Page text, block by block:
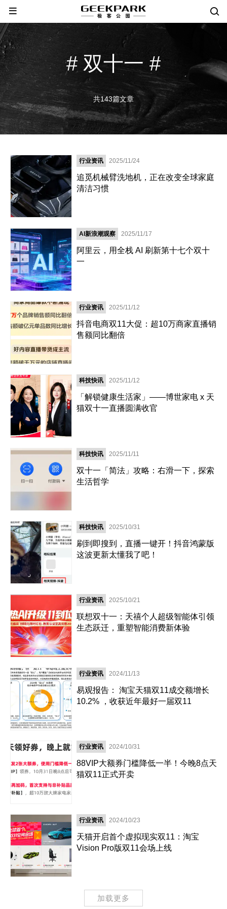
# 双十一 #
共143篇文章
行业资讯 2025/11/24
追觅机械臂洗地机，正在改变全球家庭
清洁习惯
AI新浪潮观察 2025/11/17
阿里云，用全栈 AI 刷新第十七个双十
一
行业资讯 2025/11/12
抖音电商双11大促：超10万商家直播销
售额同比翻倍
科技快讯 2025/11/12
「解锁健康生活家」——博世家电 x 天
猫双十一直播圆满收官
科技快讯 2025/11/11
双十一「简法」攻略：右滑一下，探索
生活哲学
科技快讯 2025/10/31
刷到即搜到，直播一键开！抖音鸿蒙版
这波更新太懂我了吧！
行业资讯 2025/10/21
联想双十一：天禧个人超级智能体引领
生态跃迁，重塑智能消费新体验
行业资讯 2024/11/13
易观报告： 淘宝天猫双11成交额增长
10.2% ，收获近年最好一届双11
行业资讯 2024/10/31
88VIP大额券门槛降低一半！今晚8点天
猫双11正式开卖
行业资讯 2024/10/23
天猫开启首个虚拟现实双11：淘宝
Vision Pro版双11会场上线
加载更多